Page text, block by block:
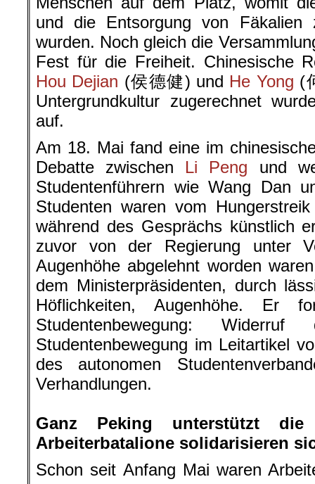
und die Entsorgung von Fäkalien
wurden. Noch gleich die
Fest für die Freiheit. Chinesische
Hou Dejian (侯德健) und He Yong (
Untergrundkultur zugerechnet
auf.
Am 18. Mai fand eine im
Debatte zwischen Li Peng und
Studentenführern wie Wang Dan
Studenten waren vom
während des Gesprächs künstlich
zuvor von der Regierung unter
Augenhöhe abgelehnt worden
dem Ministerpräsidenten, durch
Höflichkeiten, Augenhöhe. Er
Studentenbewegung:
Studentenbewegung im Leitartikel
des autonomen
Verhandlungen.
Ganz Peking unterstützt die
Arbeiterbatalione solidarisieren
Schon seit Anfang Mai waren